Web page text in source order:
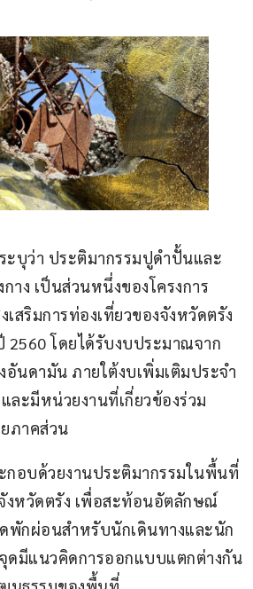
ะบุว่า ประติมากรรมปูดำปั้นและ
าง เป็นส่วนหนึ่งของโครงการ
สริมการท่องเที่ยวของจังหวัดตรัง
2560 โดยได้รับงบประมาณจาก
นดามัน ภายใต้งบเพิ่มเติมประจำ
ละมีหน่วยงานที่เกี่ยวข้องร่วม
ภาคส่วน
กอบด้วยงานประติมากรรมในพื้นที่
งหวัดตรัง เพื่อสะท้อนอัตลักษณ์
พักผ่อนสำหรับนักเดินทางและนัก
ดมีแนวคิดการออกแบบแตกต่างกัน